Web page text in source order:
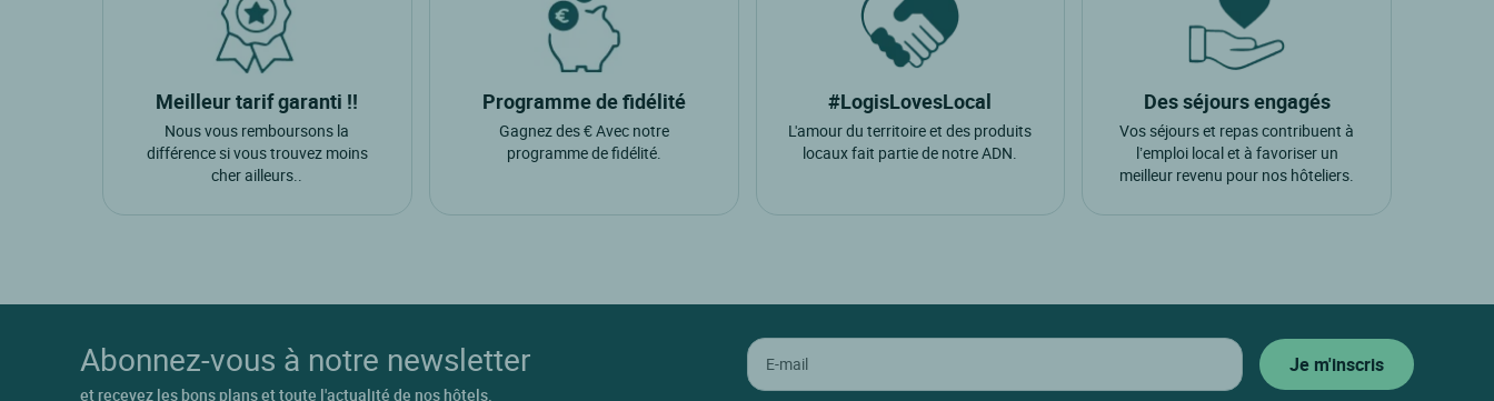
Meilleur tarif garanti !!
Nous vous remboursons la
différence si vous trouvez moins
cher ailleurs..
Programme de fidélité
Gagnez des € Avec notre
programme de fidélité.
#LogisLovesLocal
L'amour du territoire et des produits
locaux fait partie de notre ADN.
Des séjours engagés
Vos séjours et repas contribuent à
l’emploi local et à favoriser un
meilleur revenu pour nos hôteliers.
Abonnez-vous à notre newsletter
et recevez les bons plans et toute l'actualité de nos hôtels.